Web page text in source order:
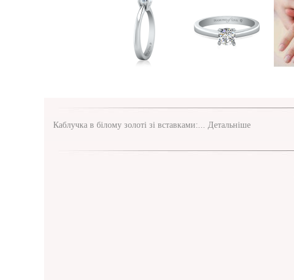
Каблучка в білому золоті зі вставками:... Детальніше